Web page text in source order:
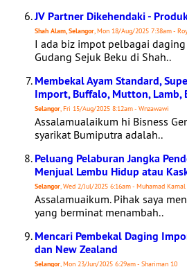
JV Partner Dikehendaki -
Shah Alam, Selangor, Mon 18/Aug/2025 7:38am -
I ada biz impot pelbagai daging
Gudang Sejuk Beku di Shah..
Membekal Ayam Standard,
Import, Buffalo, Mutton, Lamb,
Selangor, Fri 15/Aug/2025 8:12am - Wnzawawi
Assalamualaikum hi Bisness
syarikat Bumiputra adalah..
Peluang Pelaburan Jangka
Menjual Lembu Hidup atau
Selangor, Wed 2/Jul/2025 6:16am - Muhamad Kamal
Assalamuaikum. Pihak saya
yang berminat menambah..
Mencari Pembekal Daging
dan New Zealand
Selangor, Mon 23/Jun/2025 6:29am - Shariman 10